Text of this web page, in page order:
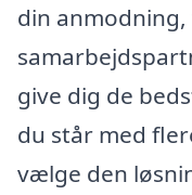
din anmodning,
give dig de
du står med
vælge den